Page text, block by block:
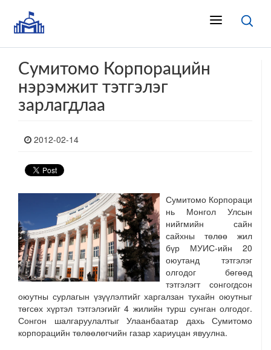
Сумитомо Корпорацийн
нэрэмжит тэтгэлэг
зарлагдлаа
2012-02-14
Сумитомо Корпораци
нь Монгол Улсын
нийгмийн сайн
сайхны төлөө жил
бүр МУИС-ийн 20
оюутанд тэтгэлэг
олгодог бөгөөд
тэтгэлэгт сонгогдсон
оюутны сурлагын үзүүлэлтийг харгалзан тухайн оюутныг
төгсөх хүртэл тэтгэлэгийг 4 жилийн турш сунган олгодог.
Сонгон шалгаруулалтыг Улаанбаатар дахь Сумитомо
корпорацийн төлөөлөгчийн газар хариуцан явуулна.